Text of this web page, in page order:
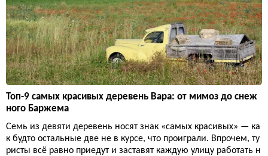
Топ-9 самых красивых деревень Вара: от мимоз до снеж
ного Баржема
Семь из девяти деревень носят знак «самых красивых» — ка
к будто остальные две не в курсе, что проиграли. Впрочем, ту
ристы всё равно приедут и заставят каждую улицу работать н